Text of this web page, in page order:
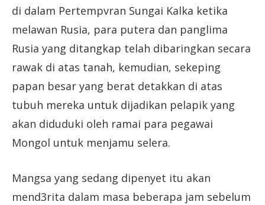
di dalam Pertempvran Sungai Kalka ketika
melawan Rusia, para putera dan panglima
Rusia yang ditangkap telah dibaringkan secara
rawak di atas tanah, kemudian, sekeping
papan besar yang berat detakkan di atas
tubuh mereka untuk dijadikan pelapik yang
akan diduduki oleh ramai para pegawai
Mongol untuk menjamu selera.
Mangsa yang sedang dipenyet itu akan
mend3rita dalam masa beberapa jam sebelum